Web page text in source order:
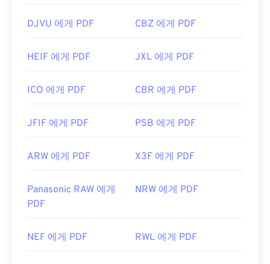
DJVU 에게 PDF CBZ 에게 PDF
HEIF 에게 PDF JXL 에게 PDF
ICO 에게 PDF CBR 에게 PDF
JFIF 에게 PDF PSB 에게 PDF
ARW 에게 PDF X3F 에게 PDF
Panasonic RAW 에게
PDF
NRW 에게 PDF
NEF 에게 PDF RWL 에게 PDF